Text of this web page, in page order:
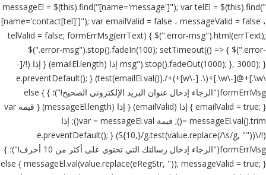
messageEl = $(this).find("[name='message']"); var telEl = $(this).find("
[name='contact[tel]']"); var emailValid = false ، messageValid = false ،
telValid = false; formErrMsg(errText) { $(".error-msg").html(errText);
$(".error-msg").stop().fadeIn(100); setTimeout(() => { $(".error-
msg").stop().fadeOut(1000); }, 3000); } إذا (emailEl.length) { إذا (!/[-
\w\.]+@[-\w\.]+(\. [-\w]+)+/.test(emailEl.val())) { e.preventDefault();
formErrMsg("الرجاء إدخال عنوان البريد الإلكتروني الصحيح!")؛ } else {
emailValid = true; } } إذا (emailValid) { إذا (messageEl.length) { قيمة var
= messageEl.val().trim(); قيمة var = messageEl.val(); إذا
(!/\S{10,}/g.test(value.replace(/\s/g, ""))) { e.preventDefault();
formErrMsg("الرجاء إدخال رسالتك التي تحتوي على أكثر من 10 أحرف!")؛ }
else { messageEl.val(value.replace(eRegStr, '')); messageValid = true; }